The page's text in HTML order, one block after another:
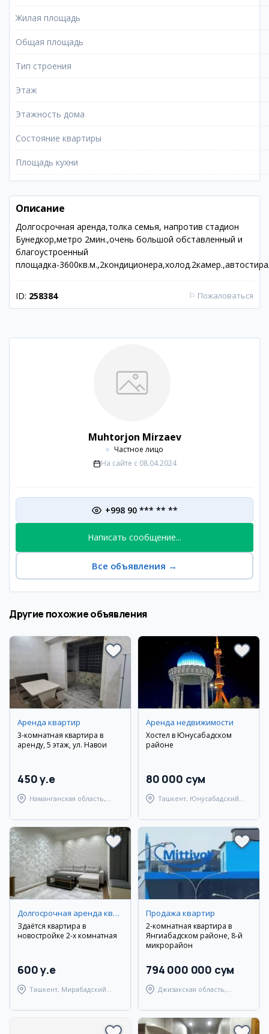
Жилая площадь
Общая площадь
Тип строения
Этаж
Этажность дома
Состояние квартиры
Площадь кухни
Описание
Долгосрочная аренда,толка семья, напротив стадион
Бунедкор,метро 2мин.,очень большой обставленный и
благоустроенный
площадка-
ID: 258384 ⚐ Пожаловаться
Muhtorjon Mirzaev
Частное лицо
На сайте с 08.04.2024
+998 90 *** ** **
Написать сообщение...
Все объявления →
Другие похожие объявления
Аренда квартир
3-комнатная квартира в
аренду, 5 этаж, ул. Навои
450 y.e
Наманганская область,
Аренда недвижимости
Хостел в Юнусабадском
районе
80 000 сум
Ташкент, Юнусабадский
Долгосрочная аренда квартир
Здаётся квартира в
новостройке 2-х комнатная
600 y.e
Ташкент, Мирабадский
Продажа квартир
2-комнатная квартира в
Янгиабадском районе, 8-й
микрорайон
794 000 000 сум
Джизакская область,